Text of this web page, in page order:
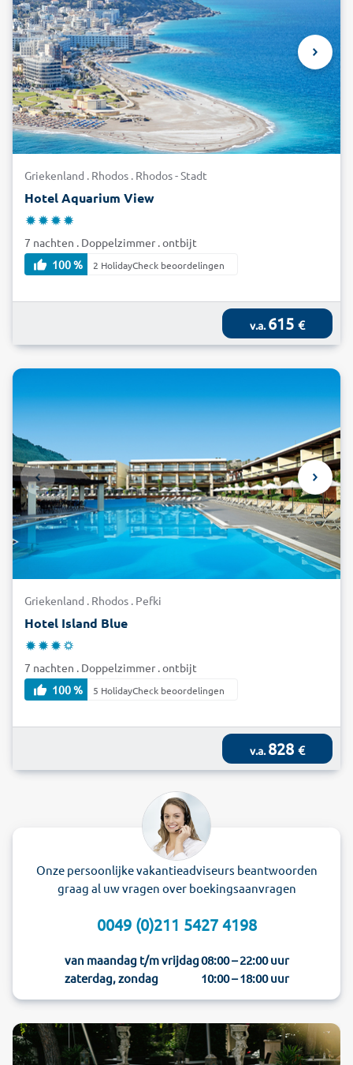
Griekenland . Rhodos . Rhodos - Stadt
Hotel Aquarium View
7 nachten . Doppelzimmer . ontbijt
100 %
2 HolidayCheck beoordelingen
v.a.615 €
Griekenland . Rhodos . Pefki
Hotel Island Blue
7 nachten . Doppelzimmer . ontbijt
100 %
5 HolidayCheck beoordelingen
v.a.828 €
Onze persoonlijke vakantieadviseurs beantwoorden
graag al uw vragen over boekingsaanvragen
0049 (0)211 5427 4198
van maandag t/m vrijdag08:00 – 22:00 uur
zaterdag, zondag
10:00 – 18:00 uur